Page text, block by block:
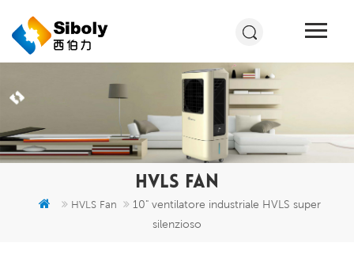
HVLS FAN
HVLS Fan
10" ventilatore industriale HVLS super
silenzioso